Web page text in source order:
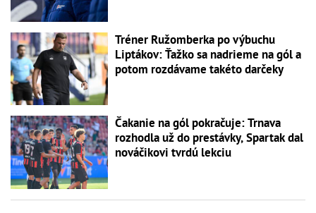
Tréner Ružomberka po výbuchu
Liptákov: Ťažko sa nadrieme na gól a
potom rozdávame takéto darčeky
Čakanie na gól pokračuje: Trnava
rozhodla už do prestávky, Spartak dal
nováčikovi tvrdú lekciu